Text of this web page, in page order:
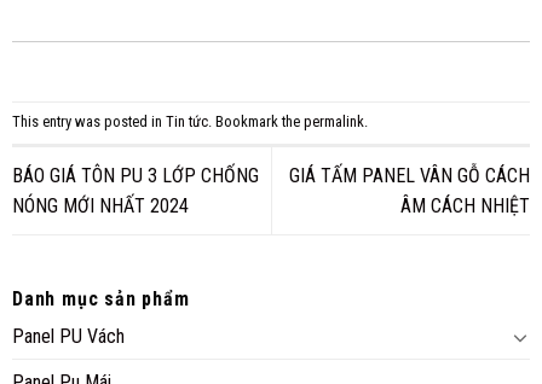
This entry was posted in Tin tức. Bookmark the permalink.
BÁO GIÁ TÔN PU 3 LỚP CHỐNG
NÓNG MỚI NHẤT 2024
GIÁ TẤM PANEL VÂN GỖ CÁCH
ÂM CÁCH NHIỆT
Danh mục sản phẩm
Panel PU Vách